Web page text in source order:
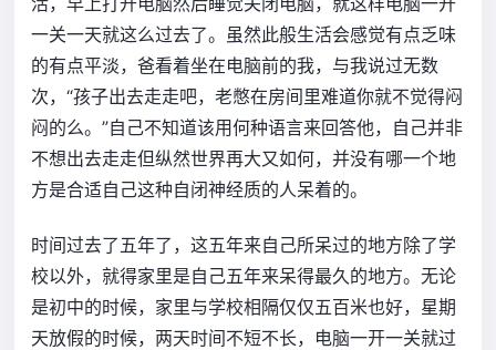
一关一天就这么过去了。虽然此般生活会感觉有点乏味
的有点平淡，爸看着坐在电脑前的我，与我说过无数
次，“孩子出去走走吧，老憋在房间里难道你就不觉得闷
闷的么。”自己不知道该用何种语言来回答他，自己并非
不想出去走走但纵然世界再大又如何，并没有哪一个地
方是合适自己这种自闭神经质的人呆着的。
时间过去了五年了，这五年来自己所呆过的地方除了学
校以外，就得家里是自己五年来呆得最久的地方。无论
是初中的时候，家里与学校相隔仅仅五百米也好，星期
天放假的时候，两天时间不短不长，电脑一开一关就过